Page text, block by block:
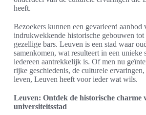
heeft.
Bezoekers kunnen een gevarieerd aanbod
indrukwekkende historische gebouwen tot
gezellige bars. Leuven is een stad waar
samenkomen, wat resulteert in een unieke
iedereen aantrekkelijk is. Of men nu
rijke geschiedenis, de culturele
leven, Leuven heeft voor ieder wat wils.
Leuven: Ontdek de historische charme
universiteitsstad